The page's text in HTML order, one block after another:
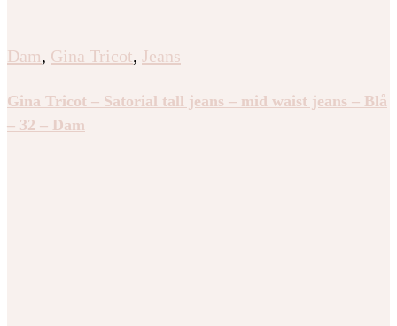
Dam, Gina Tricot, Jeans
Gina Tricot – Satorial tall jeans – mid waist jeans – Blå
– 32 – Dam